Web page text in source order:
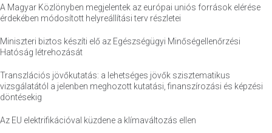
A Magyar Közlönyben megjelentek az európai uniós források elérése
érdekében módosított helyreállítási terv részletei
Miniszteri biztos készíti elő az Egészségügyi Minőségellenőrzési
Hatóság létrehozását
Transzlációs jövőkutatás: a lehetséges jövők szisztematikus
vizsgálatától a jelenben meghozott kutatási, finanszírozási és képzési
döntésekig
Az EU elektrifikációval küzdene a klímaváltozás ellen